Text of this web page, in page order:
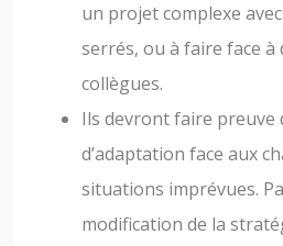
un projet complexe
serrés, ou à faire face à
collègues.
Ils devront faire preuve
d’adaptation face aux
situations imprévues.
modification de la